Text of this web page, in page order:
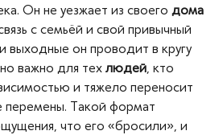
Он не уезжает из своего дома
с семьёй и свой привычный
выходные он проводит в кругу
важно для техлюдей , кто
и тяжело переносит
Такой формат
что его «бросили», и